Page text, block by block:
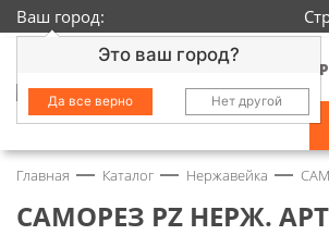
Ваш город:
Это ваш город?
Да все верно Нет другой
Замочно-скобяные
изделия 1429
Главная Каталог Нержавейка
САМОРЕЗ PZ НЕРЖ. АРТ